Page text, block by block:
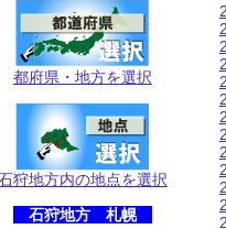
都府県・地方を選択
狩地方内の地点を選択
石狩地方 札幌